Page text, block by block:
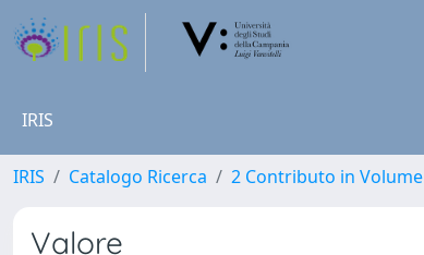
IRIS
IRIS Catalogo Ricerca 2 Contributo in Volume
Valore